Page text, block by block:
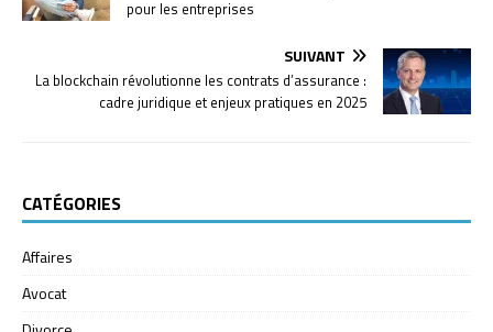
pour les entreprises
SUIVANT
La blockchain révolutionne les contrats d’assurance :
cadre juridique et enjeux pratiques en 2025
CATÉGORIES
Affaires
Avocat